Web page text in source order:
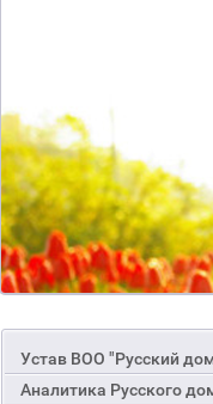
Устав ВОО "Русский
Аналитика Русского